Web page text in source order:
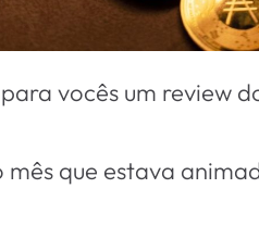
vocês um review
mês que estava